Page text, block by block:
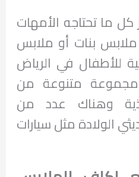
كل ما تحتاجه الأمهات
بنات أو ملابس
للأطفال في الرياض
مجموعة متنوعة من
وهناك عدد من
الولادة مثل سيارات